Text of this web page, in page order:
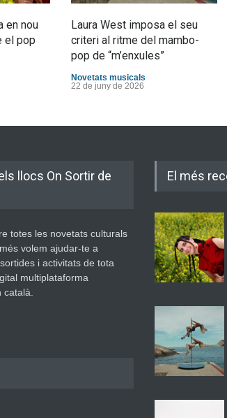
en nou
el pop
Laura West imposa el seu
criteri al ritme del mambo-
pop de “m’enxules”
Novetats musicals
22 de juny de 2026
llocs On Sortir de
totes les novetats culturals
volem ajudar-te a
i activitats de tota
multiplataforma
El més